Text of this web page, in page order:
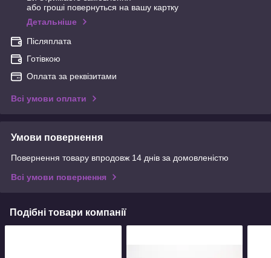
або гроші повернуться на вашу картку
Детальніше
Післяплата
Готівкою
Оплата за реквізитами
Всі умови оплати
Умови повернення
Повернення товару впродовж 14 днів за домовленістю
Всі умови повернення
Подібні товари компанії